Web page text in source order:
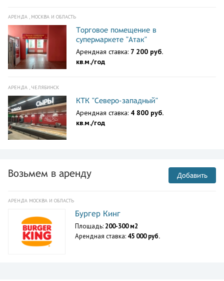
АРЕНДА , МОСКВА И ОБЛАСТЬ
Торговое помещение в
супермаркете "Атак"
Арендная ставка: 7 200 руб.
кв.м./год
АРЕНДА , ЧЕЛЯБИНСК
КТК "Северо-западный"
Арендная ставка: 4 800 руб.
кв.м./год
Возьмем в аренду Добавить
АРЕНДА МОСКВА И ОБЛАСТЬ
Бургер Кинг
Площадь: 200-300 м2
Арендная ставка: 45 000 руб.